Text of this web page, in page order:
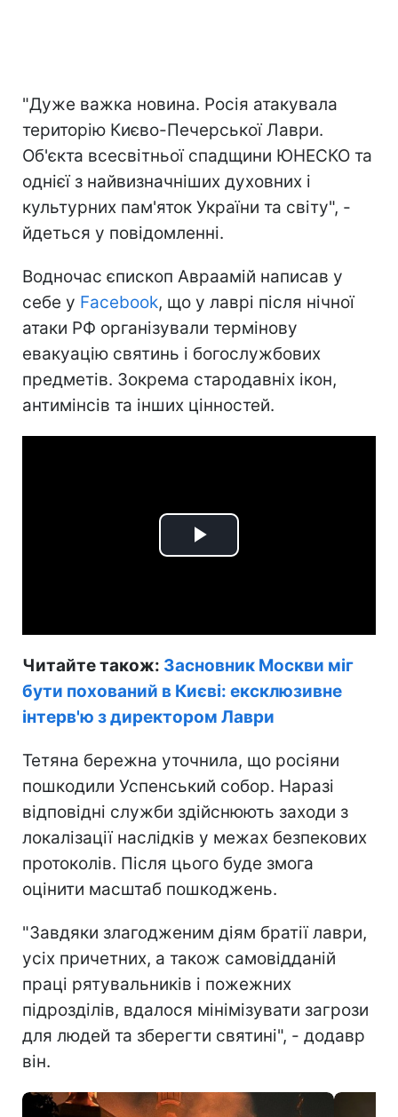
"Дуже важка новина. Росія атакувала
територію Києво-Печерської Лаври.
Об'єкта всесвітньої спадщини ЮНЕСКО та
однієї з найвизначніших духовних і
культурних пам'яток України та світу", -
йдеться у повідомленні.
Водночас єпископ Авраамій написав у
себе у Facebook, що у лаврі після нічної
атаки РФ організували термінову
евакуацію святинь і богослужбових
предметів. Зокрема стародавніх ікон,
антимінсів та інших цінностей.
Play
Читайте також: Засновник Москви міг
бути похований в Києві: ексклюзивне
інтерв'ю з директором Лаври
Тетяна бережна уточнила, що росіяни
пошкодили Успенський собор. Наразі
відповідні служби здійснюють заходи з
локалізації наслідків у межах безпекових
протоколів. Після цього буде змога
оцінити масштаб пошкоджень.
"Завдяки злагодженим діям братії лаври,
усіх причетних, а також самовідданій
праці рятувальників і пожежних
підрозділів, вдалося мінімізувати загрози
для людей та зберегти святині", - додавр
він.